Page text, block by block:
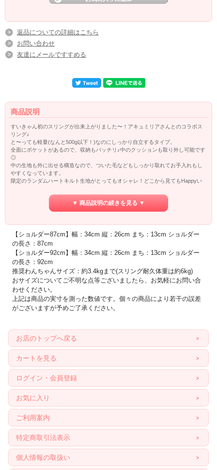
返品についての詳細はこちら
お問い合わせ
友達にメールですすめる
商品説明
すいきゃん初のスリングが出来上がりました〜！アキュミリアさんとのコラボス
リング♪
と〜っても軽量(なんと500g以下！)なのにしっかり自立するタイプ。
全面にポケットがあるので、収納もバッチリ♪中のクッションも取り外し可能です
◎
中の生地も外に出せる構造なので、ついた毛などもしっかり取れてお手入れもし
やすくなっています。
限定のランダムハートキルト生地がとってもオシャレ！どこから見てもHappyい
すいきゃんワールドが詰まった超軽量スリング、季節を問わずお使い頂けるので
を閉めてお使い下さい)
飛び出し防止用ストラップ１本付き
全側面にポケット合計4つ
ショルダー紐は肩が凝りにくい幅広めタイプ(幅約8cm)
▼ 商品説明の続きを見る ▼
【ショルダー87cm】幅：34cm 縦：26cm まち：13cm ショルダー
の長さ：87cm
【ショルダー92cm】幅：34cm 縦：26cm まち：13cm ショルダー
の長さ：92cm
推奨わんちゃんサイズ：約3.4kgまで(スリング耐久体重は約6kg)
おサイズについてご不明な点等ございましたら、お気軽にお問い合
わせください。
上記は商品の実寸を測った数値です。個々の商品により若干の誤差
がございますが予めご了承ください。
お店のトップへ戻る
カートを見る
ログイン・会員登録
お気に入り
ご利用案内
特定商取引法表示
個人情報の取扱い